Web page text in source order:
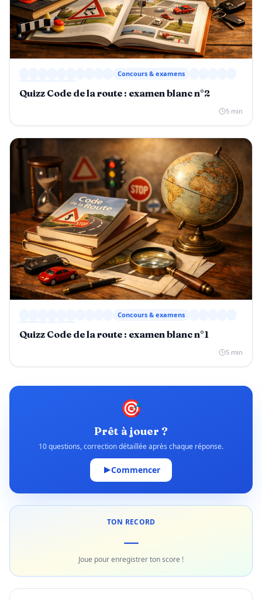
Concours & examens
Quizz Code de la route : examen blanc n°2
5 min
Concours & examens
Quizz Code de la route : examen blanc n°1
5 min
🎯
Prêt à jouer ?
10 questions, correction détaillée après chaque réponse.
Commencer
TON RECORD
—
Joue pour enregistrer ton score !